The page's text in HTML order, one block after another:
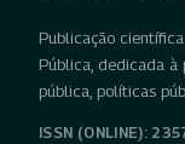
Publicação
Pública, dedicada
pública, políticas
ISSN (ONLINE):